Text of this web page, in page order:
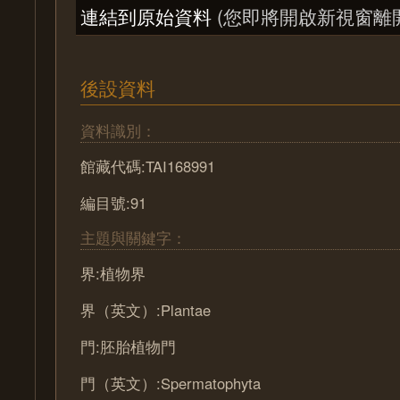
連結到原始資料 (您即將開啟新視窗離
後設資料
資料識別：
館藏代碼:TAI168991
編目號:91
主題與關鍵字：
界:植物界
界（英文）:Plantae
門:胚胎植物門
門（英文）:Spermatophyta